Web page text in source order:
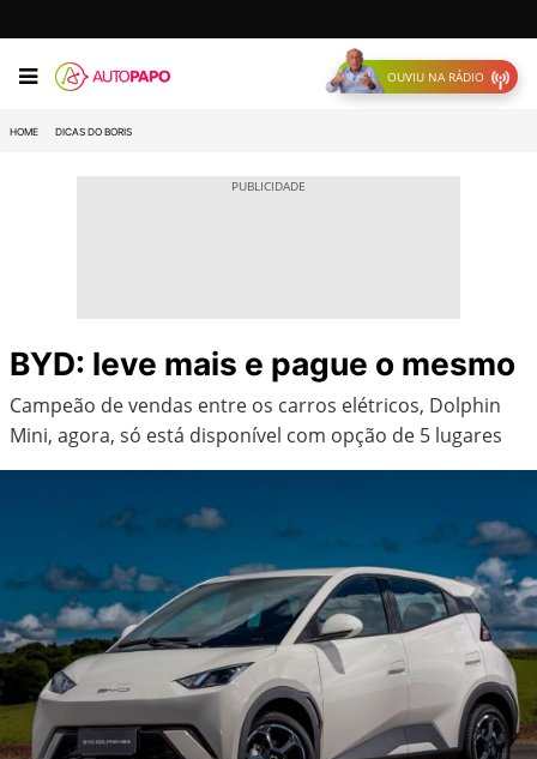
OUVIU NA RÁDIO
HOME DICAS DO BORIS
BYD: leve mais e pague o mesmo
Campeão de vendas entre os carros elétricos, Dolphin
Mini, agora, só está disponível com opção de 5 lugares